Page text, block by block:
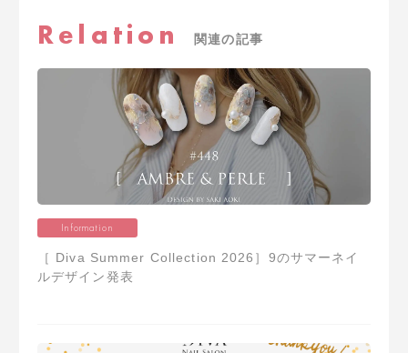
Relation 関連の記事
Information
［ Diva Summer Collection 2026］9のサマーネイ
ルデザイン発表